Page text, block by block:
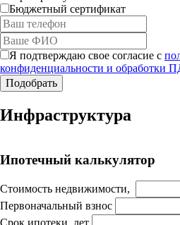
Бюджетный сертификат
Я подтверждаю свое согласие с
конфиденциальности и обработки
Инфраструктура
Для корректной работы Raster JS API
Ипотечный калькулятор
Стоимость недвижимости,
Первоначальный взнос
Срок ипотеки, лет